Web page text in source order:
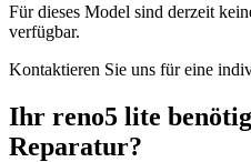
Für dieses Model sind derzeit
verfügbar.
Kontaktieren Sie uns für eine
Ihr reno5 lite
Reparatur?